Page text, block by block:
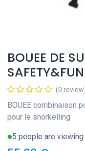
BOUEE DE
(0
BOUEE combinaison
pour le snorkelling
5 people are